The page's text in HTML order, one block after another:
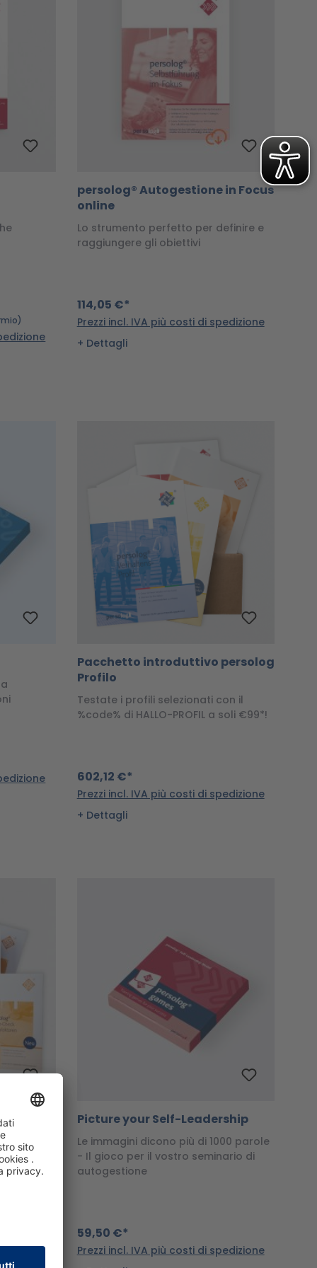
persolog® Autogestione in Focus
online
Lo strumento perfetto per definire e
raggiungere gli obiettivi
114,05 €*
Prezzi incl. IVA più costi di spedizione
Dettagli
Pacchetto introduttivo persolog
Profilo
Testate i profili selezionati con il
%code% di HALLO-PROFIL a soli €99*!
602,12 €*
Prezzi incl. IVA più costi di spedizione
Dettagli
con il
Picture your Self-Leadership
Le immagini dicono più di 1000 parole
- Il gioco per il vostro seminario di
autogestione
59,50 €*
Prezzi incl. IVA più costi di spedizione